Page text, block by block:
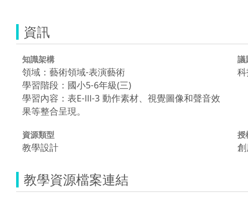
資訊
知識架構
領域：藝術領域-表演藝術
學習階段：國小5-6年級(三)
學習內容：表E-Ⅲ-3 動作素材、視覺圖像和聲音效
果等整合呈現。
議
資源類型
教學設計
授
教學資源檔案連結